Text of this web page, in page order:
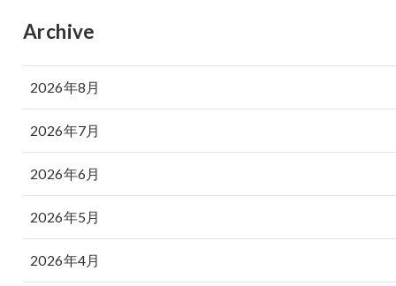
Archive
2026年8月
2026年7月
2026年6月
2026年5月
2026年4月